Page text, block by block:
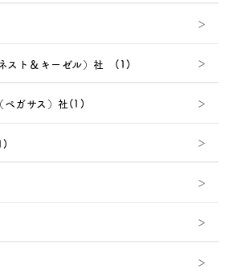
スト＆キーゼル）社 (1)
ペガサス）社(1)